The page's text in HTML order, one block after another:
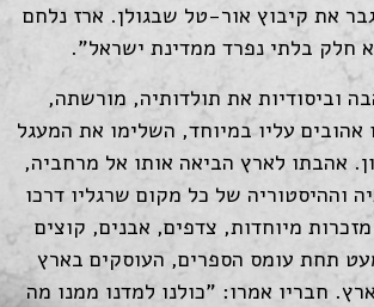
את קיבוץ אור-טל שבגולן. ארז נלחם
חלק בלתי נפרד ממדינת ישראל".
וביסודיות את תולדותיה, מורשתה,
אהובים עליו במיוחד, השלימו את המעגל
אהבתו לארץ הביאה אותו אל מרחביה,
וההיסטוריה של כל מקום שרגליו דרכו
מיוחדות, צדפים, אבנים, קוצים
תחת עומס הספרים, העוסקים בארץ
חבריו אמרו: "כולנו למדנו ממנו מה